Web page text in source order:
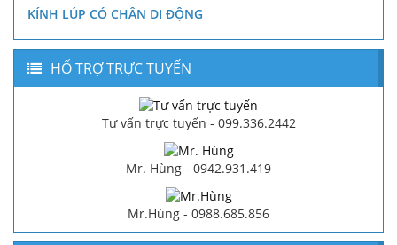
KÍNH LÚP CÓ CHÂN DI ĐỘNG
HỔ TRỢ TRỰC TUYẾN
Tư vấn trực tuyến - 099.336.2442
Mr. Hùng - 0942.931.419
Mr.Hùng - 0988.685.856